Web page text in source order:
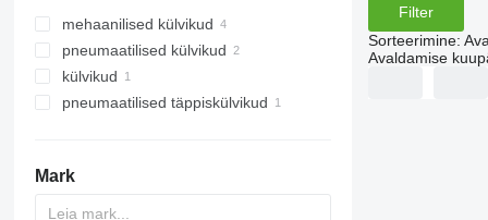
mehaanilised külvikud
pneumaatilised külvikud
külvikud
pneumaatilised täppiskülvikud
Mark
Filter
Sorteerimine:
Avaldamise